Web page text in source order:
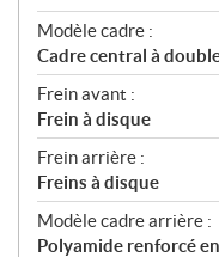
Modèle cadre :
Cadre central à
Frein avant :
Frein à disque
Frein arrière :
Freins à disque
Modèle cadre arrière :
Polyamide renforcé